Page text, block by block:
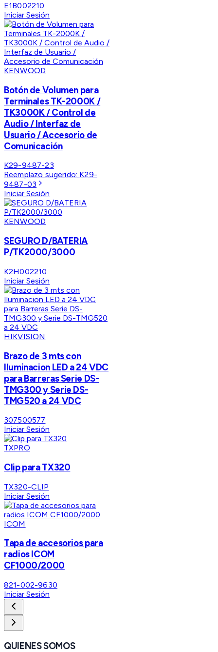
E1B002210
Iniciar Sesión
KENWOOD
Botón de Volumen para
Terminales TK-2000K /
TK3000K / Control de
Audio / Interfaz de
Usuario / Accesorio de
Comunicación
K29-9487-23
Reemplazo sugerido: K29-
9487-03
Iniciar Sesión
KENWOOD
SEGURO D/BATERIA
P/TK2000/3000
K2H002210
Iniciar Sesión
HIKVISION
Brazo de 3 mts con
Iluminacion LED a 24 VDC
para Barreras Serie DS-
TMG300 y Serie DS-
TMG520 a 24 VDC
307500577
Iniciar Sesión
TXPRO
Clip para TX320
TX320-CLIP
Iniciar Sesión
ICOM
Tapa de accesorios para
radios ICOM
CF1000/2000
821-002-9630
Iniciar Sesión
QUIENES SOMOS